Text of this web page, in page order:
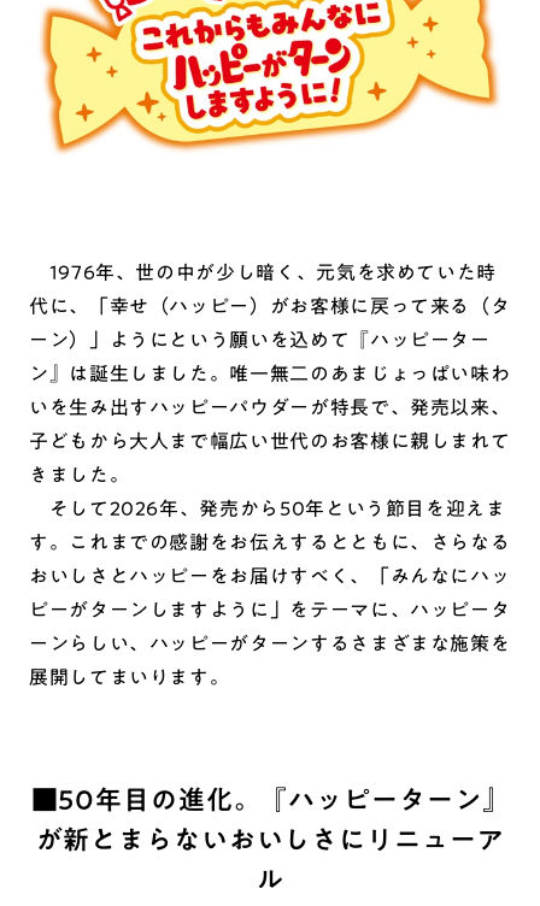
1976年、世の中が少し暗く、元気を求めていた時
代に、「幸せ（ハッピー）がお客様に戻って来る（タ
ーン）」ようにという願いを込めて『ハッピーター
ン』は誕生しました。唯一無二のあまじょっぱい味わ
いを生み出すハッピーパウダーが特長で、発売以来、
子どもから大人まで幅広い世代のお客様に親しまれて
きました。
そして2026年、発売から50年という節目を迎えま
す。これまでの感謝をお伝えするとともに、さらなる
おいしさとハッピーをお届けすべく、「みんなにハッ
ピーがターンしますように」をテーマに、ハッピータ
ーンらしい、ハッピーがターンするさまざまな施策を
展開してまいります。
■50年目の進化。『ハッピーターン』
が新とまらないおいしさにリニューア
ル